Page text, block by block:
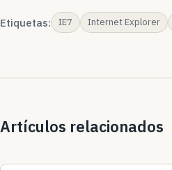
Etiquetas: IE7 Internet Explorer
Artículos relacionados